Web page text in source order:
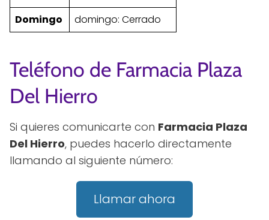
Domingo
domingo: Cerrado
Teléfono de Farmacia Plaza
Del Hierro
Si quieres comunicarte con Farmacia Plaza
Del Hierro, puedes hacerlo directamente
llamando al siguiente número:
Llamar ahora